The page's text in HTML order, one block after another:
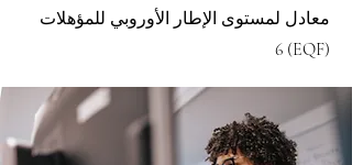
معادل لمستوى الإطار الأوروبي للمؤهلات
(EQF) 6